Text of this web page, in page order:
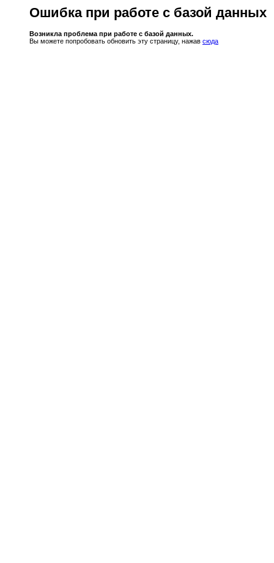
Ошибка при работе с базой данных
Возникла проблема при работе с базой данных.
Вы можете попробовать обновить эту страницу, нажав сюда